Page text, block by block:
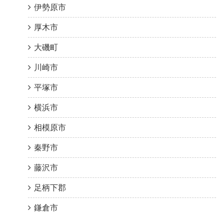
伊勢原市
厚木市
大磯町
川崎市
平塚市
横浜市
相模原市
秦野市
藤沢市
足柄下郡
鎌倉市